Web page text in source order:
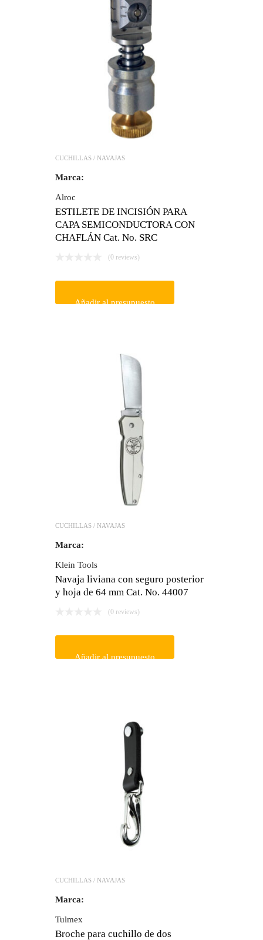
CUCHILLAS / NAVAJAS
Marca:
Alroc
ESTILETE DE INCISIÓN PARA
CAPA SEMICONDUCTORA CON
CHAFLÁN Cat. No. SRC
(0 reviews)
Añadir al presupuesto
CUCHILLAS / NAVAJAS
Marca:
Klein Tools
Navaja liviana con seguro posterior
y hoja de 64 mm Cat. No. 44007
(0 reviews)
Añadir al presupuesto
CUCHILLAS / NAVAJAS
Marca:
Tulmex
Broche para cuchillo de dos